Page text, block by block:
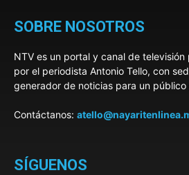
SOBRE NOSOTROS
NTV es un portal y canal de
por el periodista Antonio Tello, con
generador de noticias para un público
Contáctanos:
SÍGUENOS